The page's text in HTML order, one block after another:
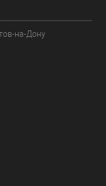
на-Дону